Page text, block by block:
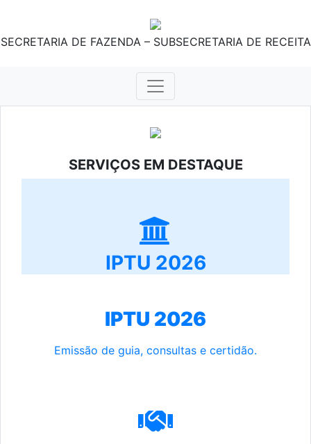
SECRETARIA DE FAZENDA – SUBSECRETARIA DE RECEITA
SERVIÇOS EM DESTAQUE
IPTU 2026
IPTU 2026
Emissão de guia, consultas e certidão.